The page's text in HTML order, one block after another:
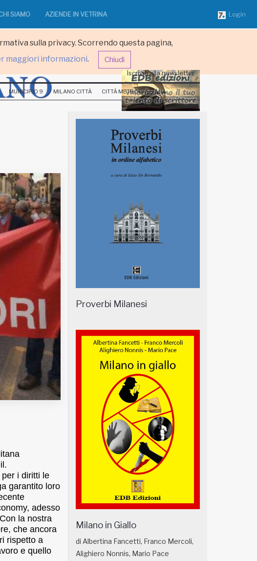
sulla privacy. Scorrendo questa pagina,
maggiori informazioni. Chiudi
SIAMO AZIENDE IN VETRINA Login
Iscriviti alla newsletter
MUNICIPIO 9 MILANO CITTÀ CITTÀ METROPOLITANA
i diritti le
garantito loro
adesso
la nostra
che ancora
rispetto a
e quello
Proverbi Milanesi
Milano in Giallo
di Albertina Fancetti, Franco Mercoli,
Alighiero Nonnis, Mario Pace